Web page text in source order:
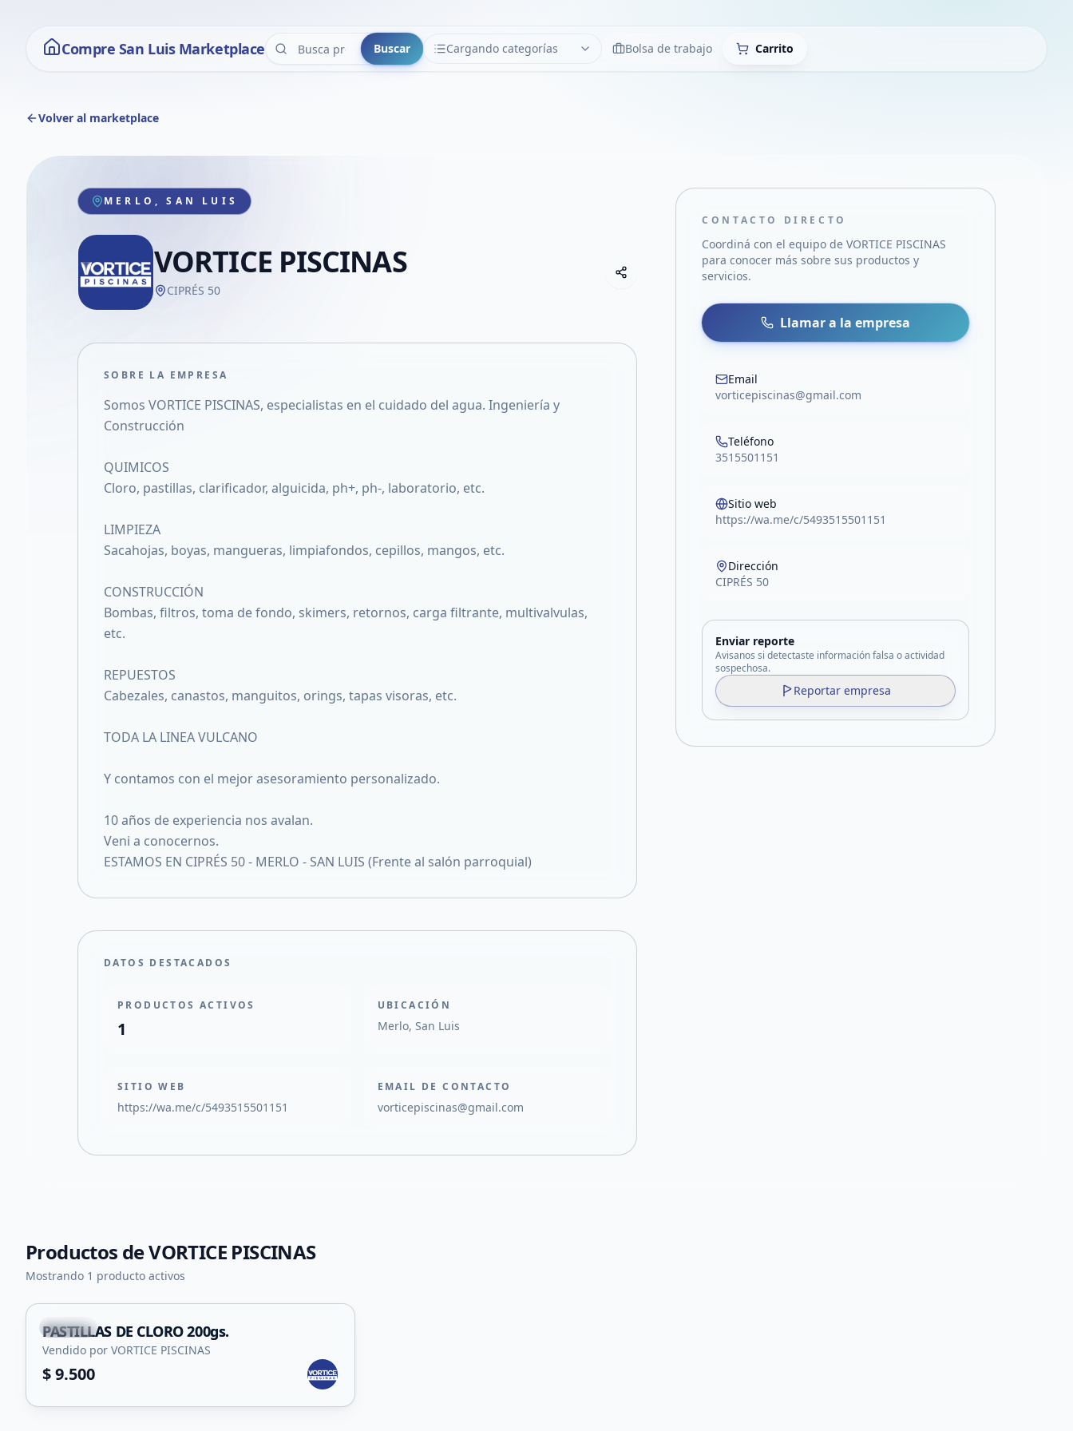
Compre San Luis Marketplace Buscar Cargando categorías
CATEGORÍAS LimpiarBolsa de trabajo Carrito
Volver al marketplace
MERLO, SAN LUIS
VORTICE PISCINAS
CIPRÉS 50
Compartir empresa
Compartir por WhatsApp
Compartir por mail
Compartir en Facebook
SOBRE LA EMPRESA
Somos VORTICE PISCINAS, especialistas en el cuidado del agua. Ingeniería y
Construcción
QUIMICOS
Cloro, pastillas, clarificador, alguicida, ph+, ph-, laboratorio, etc.
LIMPIEZA
Sacahojas, boyas, mangueras, limpiafondos, cepillos, mangos, etc.
CONSTRUCCIÓN
Bombas, filtros, toma de fondo, skimers, retornos, carga filtrante, multivalvulas,
etc.
REPUESTOS
Cabezales, canastos, manguitos, orings, tapas visoras, etc.
TODA LA LINEA VULCANO
Y contamos con el mejor asesoramiento personalizado.
10 años de experiencia nos avalan.
Veni a conocernos.
ESTAMOS EN CIPRÉS 50 - MERLO - SAN LUIS (Frente al salón parroquial)
DATOS DESTACADOS
PRODUCTOS ACTIVOS
1
UBICACIÓN
Merlo, San Luis
SITIO WEB
https://wa.me/c/5493515501151
EMAIL DE CONTACTO
vorticepiscinas@gmail.com
CONTACTO DIRECTO
Coordiná con el equipo deVORTICE PISCINAS
para conocer más sobre sus productos y
servicios.
Llamar a la empresa
Email
vorticepiscinas@gmail.com
Teléfono
3515501151
Sitio web
https://wa.me/c/5493515501151
Dirección
CIPRÉS 50
Enviar reporte
Avisanos si detectaste información falsa o actividad
sospechosa.
Reportar empresa
Productos deVORTICE PISCINAS
Mostrando 1 producto activos
Merlo
PASTILLAS DE CLORO 200gs.
Vendido por VORTICE PISCINAS
$ 9.500